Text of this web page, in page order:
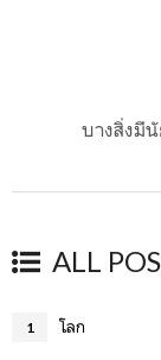
บางสิ่งมี
ALL
1 โลก